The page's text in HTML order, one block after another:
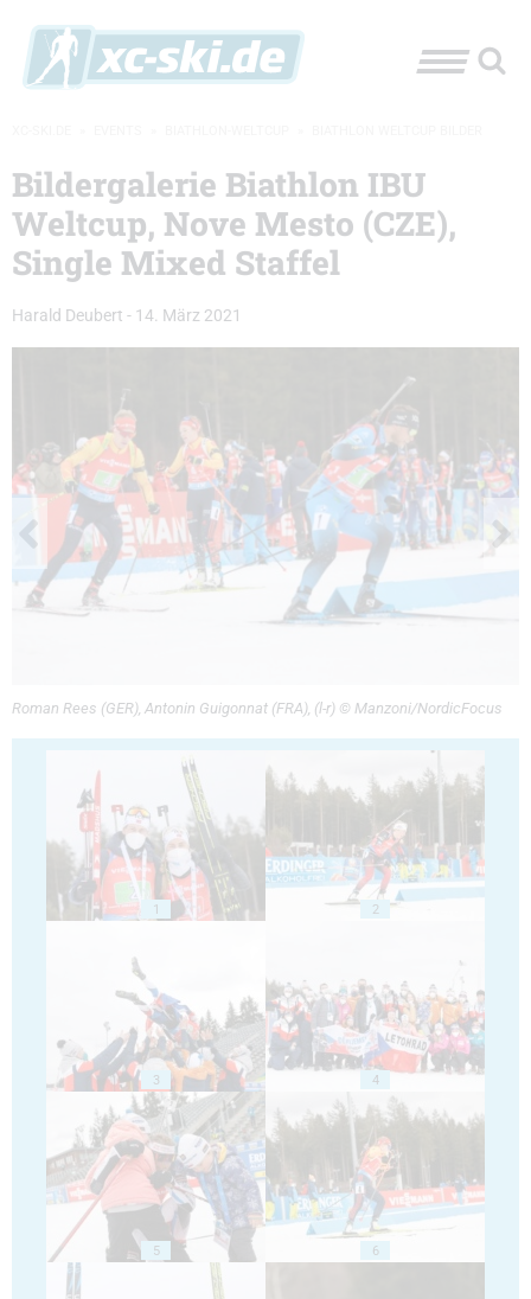
Bildergalerie Biathlon IBU
Weltcup, Nove Mesto (CZE),
Single Mixed Staffel
Harald Deubert - 14. März 2021
Roman Rees (GER), Antonin Guigonnat (FRA), (l-r) © Manzoni/NordicFocus
1 2
3 4
5 6